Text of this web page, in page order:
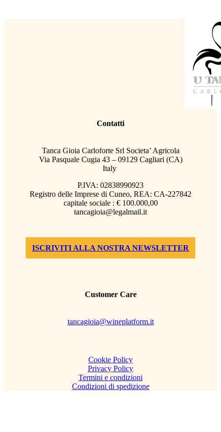
Contatti
Tanca Gioia Carloforte Srl Societa’ Agricola
Via Pasquale Cugia 43 – 09129 Cagliari (CA)
Italy
P.IVA: 02838990923
Registro delle Imprese di Cuneo, REA: CA-227842
capitale sociale : € 100.000,00
tancagioia@legalmail.it
ISCRIVITI ALLA NOSTRA NEWSLETTER
Customer Care
tancagioia@wineplatform.it
Cookie Policy
Privacy Policy
Termini e condizioni
Condizioni di spedizione